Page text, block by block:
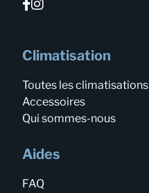
Climatisation
Toutes les climatisations
Accessoires
Qui sommes-nous
Aides
FAQ